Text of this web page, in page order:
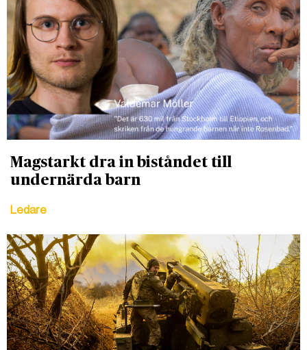
Magstarkt dra in biståndet till
undernärda barn
Ledare